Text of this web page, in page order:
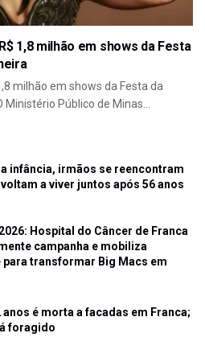
1,8 milhão em shows da Festa
milhão em shows da Festa da
Público de Minas...
infância, irmãos se reencontram
a viver juntos após 56 anos
Hospital do Câncer de Franca
campanha e mobiliza
transformar Big Macs em
anos é morta a facadas em Franca;
foragido